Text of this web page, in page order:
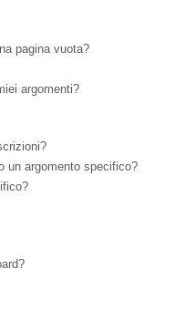
pagina vuota?
argomenti?
un argomento specifico?